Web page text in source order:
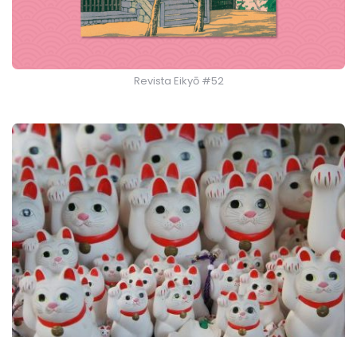
Revista Eikyō #52